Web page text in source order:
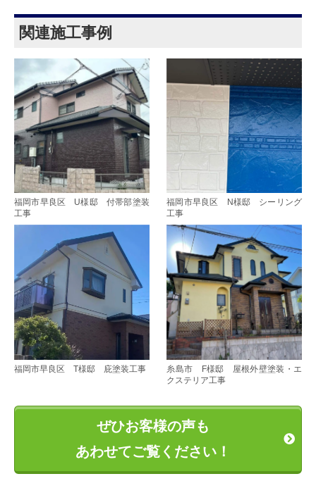
関連施工事例
福岡市早良区 U様邸 付帯部塗装
工事
福岡市早良区 N様邸 シーリング
工事
福岡市早良区 T様邸 庇塗装工事
糸島市 F様邸 屋根外壁塗装・エ
クステリア工事
ぜひお客様の声も
あわせてご覧ください！